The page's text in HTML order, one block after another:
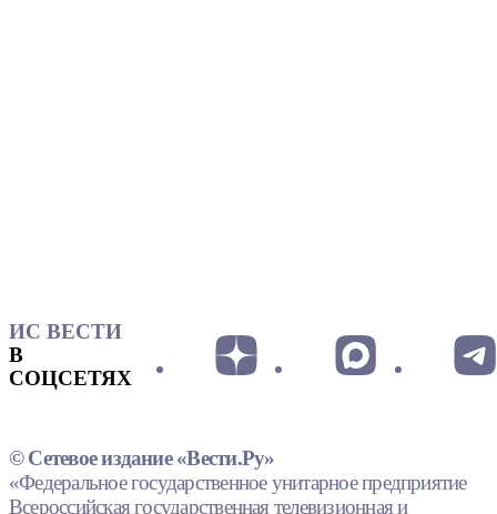
ИС ВЕСТИ
В
СОЦСЕТЯХ
© Сетевое издание «Вести.Ру»
«Федеральное государственное унитарное предприятие
Всероссийская государственная телевизионная и